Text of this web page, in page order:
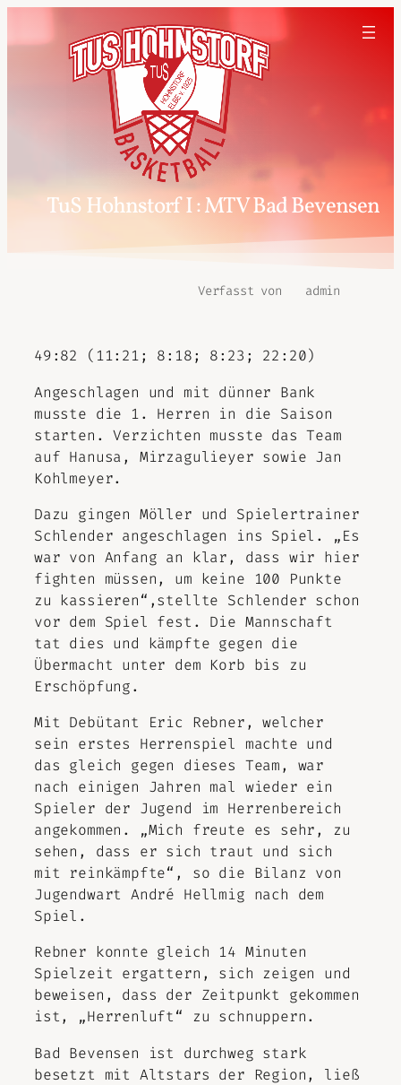
TuS Hohnstorf I : MTV Bad Bevensen
Verfasst von admin
49:82 (11:21; 8:18; 8:23; 22:20)
Angeschlagen und mit dünner Bank
musste die 1. Herren in die Saison
starten. Verzichten musste das Team
auf Hanusa, Mirzagulieyer sowie Jan
Kohlmeyer.
Dazu gingen Möller und Spielertrainer
Schlender angeschlagen ins Spiel. „Es
war von Anfang an klar, dass wir hier
fighten müssen, um keine 100 Punkte
zu kassieren“,stellte Schlender schon
vor dem Spiel fest. Die Mannschaft
tat dies und kämpfte gegen die
Übermacht unter dem Korb bis zu
Erschöpfung.
Mit Debütant Eric Rebner, welcher
sein erstes Herrenspiel machte und
das gleich gegen dieses Team, war
nach einigen Jahren mal wieder ein
Spieler der Jugend im Herrenbereich
angekommen. „Mich freute es sehr, zu
sehen, dass er sich traut und sich
mit reinkämpfte“, so die Bilanz von
Jugendwart André Hellmig nach dem
Spiel.
Rebner konnte gleich 14 Minuten
Spielzeit ergattern, sich zeigen und
beweisen, dass der Zeitpunkt gekommen
ist, „Herrenluft“ zu schnuppern.
Bad Bevensen ist durchweg stark
besetzt mit Altstars der Region, ließ